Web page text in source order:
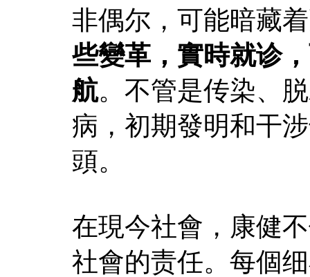
非偶尔，可能暗藏
些變革，實時就诊
航。不管是传染、
病，初期發明和干
頭。
在現今社會，康健
社會的责任。每個